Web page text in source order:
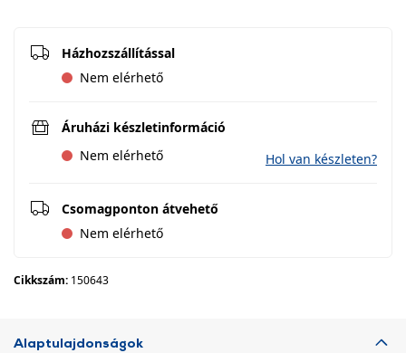
Házhozszállítással
Nem elérhető
Áruházi készletinformáció
Nem elérhető
Hol van készleten?
Csomagponton átvehető
Nem elérhető
Cikkszám: 150643
Alaptulajdonságok